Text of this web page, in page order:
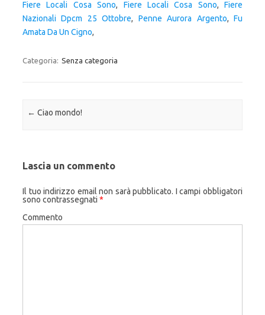
Fiere Locali Cosa Sono, Fiere Locali Cosa Sono, Fiere
Nazionali Dpcm 25 Ottobre, Penne Aurora Argento,Fu
Amata Da Un Cigno,
Categoria: Senza categoria
Navigazione articolo
← Ciao mondo!
Lascia un commento
Il tuo indirizzo email non sarà pubblicato. I campi obbligatori
sono contrassegnati *
Commento